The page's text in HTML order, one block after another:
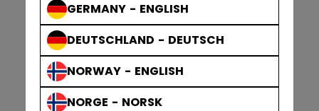
GERMANY - ENGLISH
DEUTSCHLAND - DEUTSCH
NORWAY - ENGLISH
NORGE - NORSK